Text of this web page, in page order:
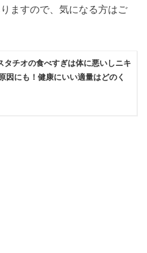
ますので、気になる方はご
タチオの食べすぎは体に悪いしニキ
因にも！健康にいい適量はどのく